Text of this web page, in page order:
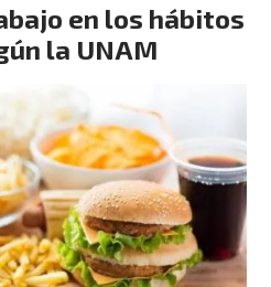
en los hábitos
la UNAM